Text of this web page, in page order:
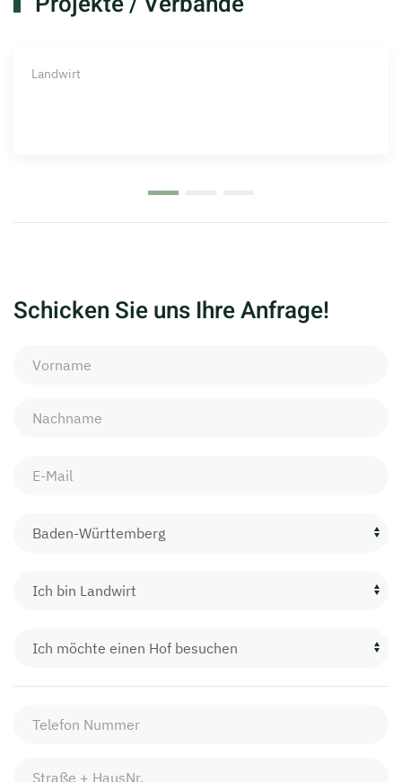
Landwirt
Schicken Sie uns Ihre Anfrage!